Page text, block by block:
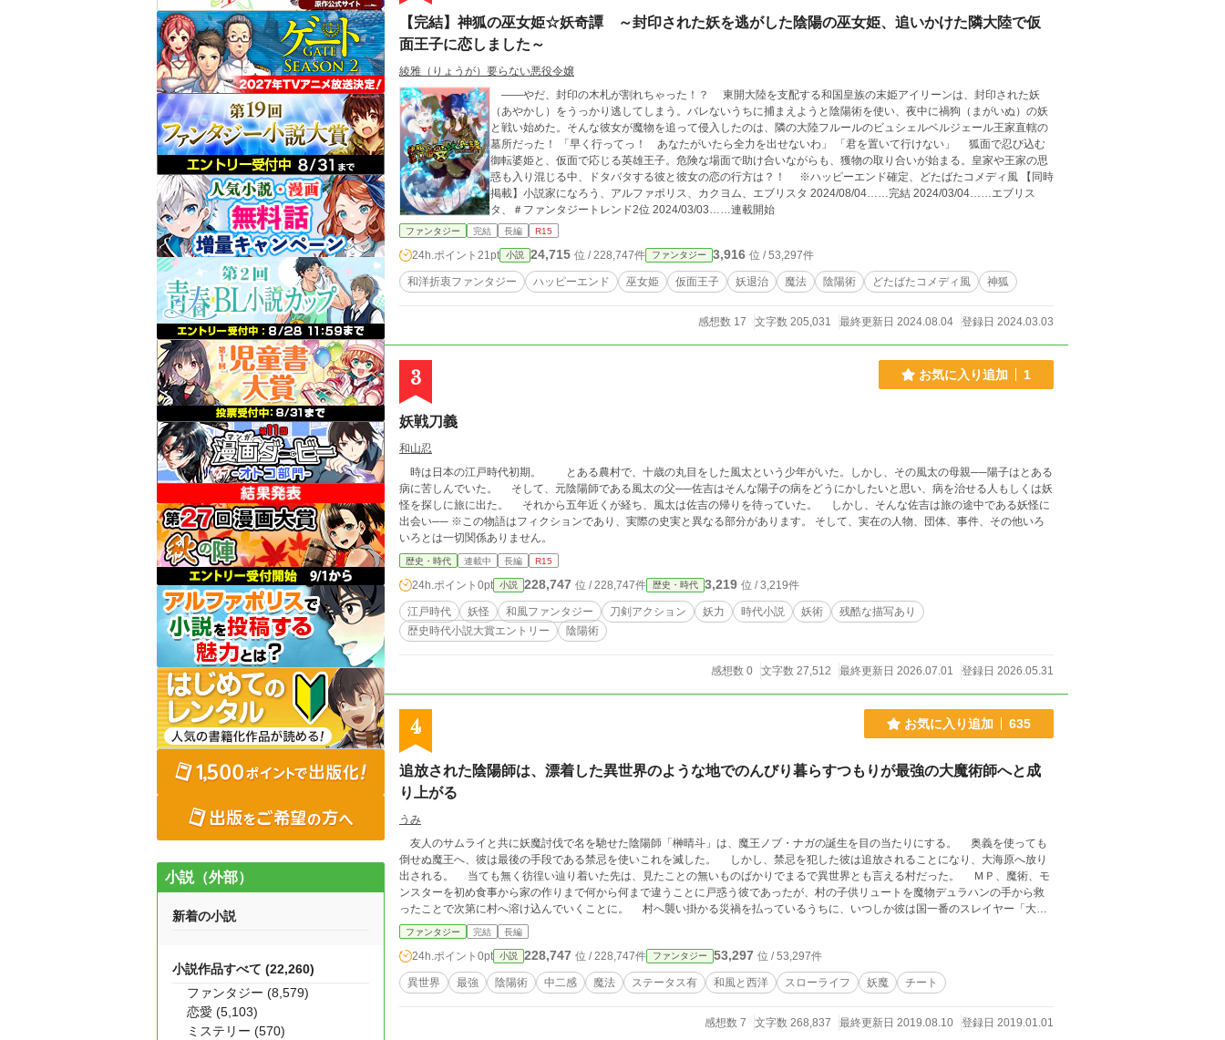
【完結】神狐の巫女姫☆妖奇譚 ～封印された妖を逃がした陰陽の巫女姫、追いかけた隣大陸で仮
面王子に恋しました～
綾雅（りょうが）要らない悪役令嬢
――やだ、封印の木札が割れちゃった！？ 東開大陸を支配する和国皇族の末姫アイリーンは、封印された妖
（あやかし）をうっかり逃してしまう。バレないうちに捕まえようと陰陽術を使い、夜中に禍狗（まがいぬ）の妖
と戦い始めた。そんな彼女が魔物を追って侵入したのは、隣の大陸フルールのビュシェルベルジェール王家直轄の
墓所だった！ 「早く行ってっ！ あなたがいたら全力を出せないわ」 「君を置いて行けない」 狐面で忍び込む
御転婆姫と、仮面で応じる英雄王子。危険な場面で助け合いながらも、獲物の取り合いが始まる。皇家や王家の思
惑も入り混じる中、ドタバタする彼と彼女の恋の行方は？！ ※ハッピーエンド確定、どたばたコメディ風 【同時
掲載】小説家になろう、アルファポリス、カクヨム、エブリスタ 2024/08/04……完結 2024/03/04……エブリス
タ、＃ファンタジートレンド2位 2024/03/03……連載開始
ファンタジー 完結 長編 R15
24h.ポイント 21pt 小説 24,715 位 / 228,747件 ファンタジー 3,916 位 / 53,297件
和洋折衷ファンタジー ハッピーエンド 巫女姫 仮面王子 妖退治 魔法 陰陽術 どたばたコメディ風 神狐
感想数 17 文字数 205,031 最終更新日 2024.08.04 登録日 2024.03.03
3 お気に入り追加 1
妖戦刀義
和山忍
時は日本の江戸時代初期。 とある農村で、十歳の丸目をした風太という少年がいた。しかし、その風太の母親──陽子はとある
病に苦しんでいた。 そして、元陰陽師である風太の父──佐吉はそんな陽子の病をどうにかしたいと思い、病を治せる人もしくは妖
怪を探しに旅に出た。 それから五年近くが経ち、風太は佐吉の帰りを待っていた。 しかし、そんな佐吉は旅の途中である妖怪に
出会い── ※この物語はフィクションであり、実際の史実と異なる部分があります。 そして、実在の人物、団体、事件、その他いろ
いろとは一切関係ありません。
歴史・時代 連載中 長編 R15
24h.ポイント 0pt 小説 228,747 位 / 228,747件 歴史・時代 3,219 位 / 3,219件
江戸時代 妖怪 和風ファンタジー 刀剣アクション 妖力 時代小説 妖術
残酷な描写あり
歴史時代小説大賞エントリー
陰陽術
感想数 0 文字数 27,512 最終更新日 2026.07.01 登録日 2026.05.31
4 お気に入り追加 635
追放された陰陽師は、漂着した異世界のような地でのんびり暮らすつもりが最強の大魔術師へと成
り上がる
うみ
友人のサムライと共に妖魔討伐で名を馳せた陰陽師「榊晴斗」は、魔王ノブ・ナガの誕生を目の当たりにする。 奥義を使っても
倒せぬ魔王へ、彼は最後の手段である禁忌を使いこれを滅した。 しかし、禁忌を犯した彼は追放されることになり、大海原へ放り
出される。 当ても無く彷徨い辿り着いた先は、見たことの無いものばかりでまるで異世界とも言える村だった。 ＭＰ、魔術、モ
ンスターを初め食事から家の作りまで何から何まで違うことに戸惑う彼であったが、村の子供リュートを魔物デュラハンの手から救
ったことで次第に村へ溶け込んでいくことに。 村へ襲い掛かる災禍を払っているうちに、いつしか彼は国一番のスレイヤー「大魔
術師ハルト」と呼ばれるようになっていった。 次第に明らかになっていく魔王の影に、彼は仲間たちと共にこれを滅しようと動
く。 ※カクヨムでも連載しています。
ファンタジー 完結 長編
24h.ポイント 0pt 小説 228,747 位 / 228,747件 ファンタジー 53,297 位 / 53,297件
異世界 最強 陰陽術 中二感 魔法 ステータス有 和風と西洋 スローライフ 妖魔 チート
感想数 7 文字数 268,837 最終更新日 2019.08.10 登録日 2019.01.01
小説（外部）
新着の小説
小説作品すべて (22,260)
ファンタジー (8,579)
恋愛 (5,103)
ミステリー (570)